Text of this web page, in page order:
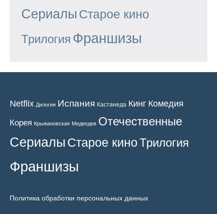
Сериалы Старое кино
Трилогия Франшизы
Netflix Дилогия Испания Кастанеда Кинг Комедия
Корея Крыжановская Медведев Отечественные
Сериалы Старое киноТрилогия
Франшизы
Политика обработки персональных данных